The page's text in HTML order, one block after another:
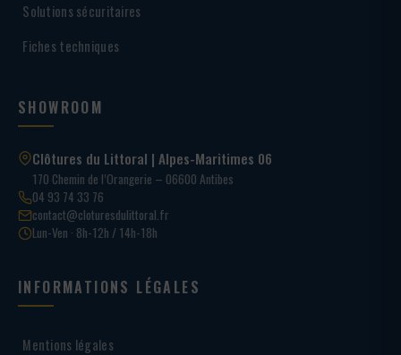
Solutions sécuritaires
Fiches techniques
SHOWROOM
Clôtures du Littoral | Alpes-Maritimes 06
170 Chemin de l’Orangerie – 06600 Antibes
04 93 74 33 76
contact@cloturesdulittoral.fr
Lun-Ven · 8h-12h / 14h-18h
INFORMATIONS LÉGALES
Mentions légales